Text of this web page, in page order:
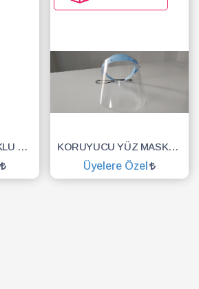
BİSTURİ SAPI OLUKLU NO.3
KORUYUCU YÜZ MASKESİ SİPERLİK.YÜZ KALKANI.DENTAL MASKE
Üyelere Özel